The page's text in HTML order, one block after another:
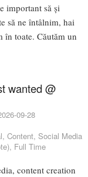
important să și
să ne întâlnim, hai
în toate. Căutăm un
wanted @
09-28
, Content, Social Media
, Full Time
content creation